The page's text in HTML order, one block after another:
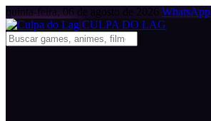
quinta-feira, 06 de agosto de 2026 WhatsApp
CULPA DO LAG